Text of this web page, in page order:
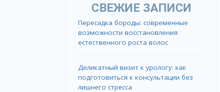
СВЕЖИЕ ЗАПИСИ
Пересадка бороды: современные
возможности восстановления
естественного роста волос
Деликатный визит к урологу: как
подготовиться к консультации без
лишнего стресса